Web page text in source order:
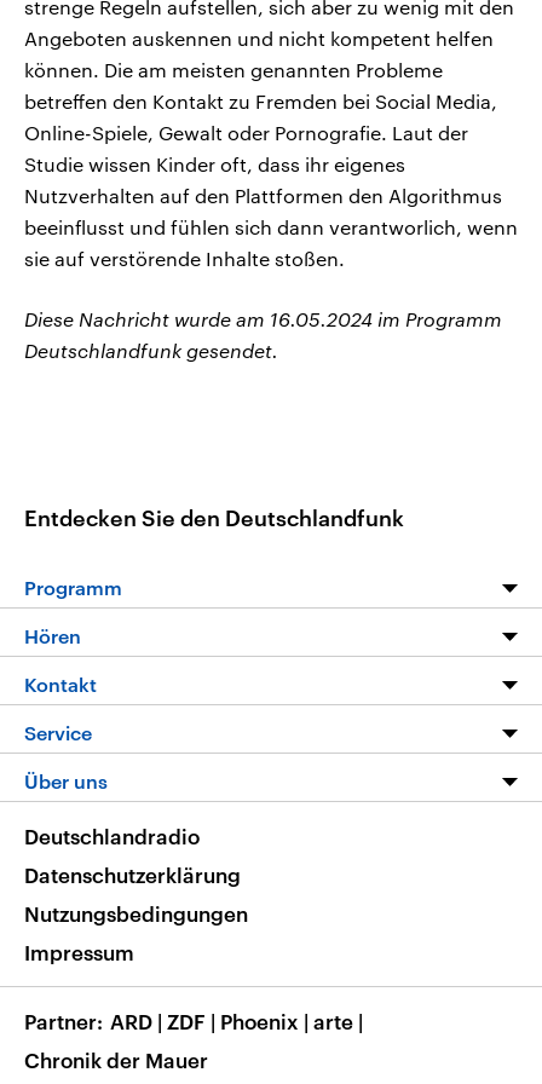
strenge Regeln aufstellen, sich aber zu wenig mit den
Angeboten auskennen und nicht kompetent helfen
können. Die am meisten genannten Probleme
betreffen den Kontakt zu Fremden bei Social Media,
Online-Spiele, Gewalt oder Pornografie. Laut der
Studie wissen Kinder oft, dass ihr eigenes
Nutzverhalten auf den Plattformen den Algorithmus
beeinflusst und fühlen sich dann verantworlich, wenn
sie auf verstörende Inhalte stoßen.
Diese Nachricht wurde am 16.05.2024 im Programm
Deutschlandfunk gesendet.
Entdecken Sie den Deutschlandfunk
Programm
Programm
Die Nachrichten
Nachrichtenleicht
Neue Beiträge auf dlf.de
Hören
Livestream
Podcasts
Deutschlandfunk App
Nachrichten App
Frequenzen
Kontakt
Hörerservice
Service
FAQ
Veranstaltungen
Musikliste
RSS
Über uns
Barrierefreiheit
Deutschlandradio
Datenschutzerklärung
Nutzungsbedingungen
Impressum
Partner ARD | ZDF | Phoenix | arte |
Chronik der Mauer